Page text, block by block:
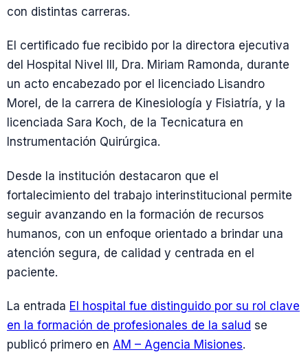
con distintas carreras.
El certificado fue recibido por la directora ejecutiva
del Hospital Nivel III, Dra. Miriam Ramonda, durante
un acto encabezado por el licenciado Lisandro
Morel, de la carrera de Kinesiología y Fisiatría, y la
licenciada Sara Koch, de la Tecnicatura en
Instrumentación Quirúrgica.
Desde la institución destacaron que el
fortalecimiento del trabajo interinstitucional permite
seguir avanzando en la formación de recursos
humanos, con un enfoque orientado a brindar una
atención segura, de calidad y centrada en el
paciente.
La entrada El hospital fue distinguido por su rol clave
en la formación de profesionales de la salud se
publicó primero en AM – Agencia Misiones.